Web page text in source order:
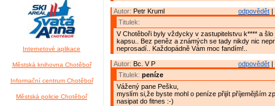
Internetové aplikace
Městská knihovna Chotěboř
Informační centrum Chotěboř
Městská policie Chotěboř
odpovědět |
Autor: Petr Kruml
Titulek:
V Chotěboři byly vždycky v zastupitelstvu k**** a šlo
kapsu.. Bez peněz a známých se tady nikdy nic
neprosadí.. Každopádně Vám moc fandím!..
odpovědět |
Autor: Bc. V P
Titulek: peníze
Vážený pane Pešku,
myslím si,že byste mohl o peníze přijít příjemějším
nasipat do fitnes :-)